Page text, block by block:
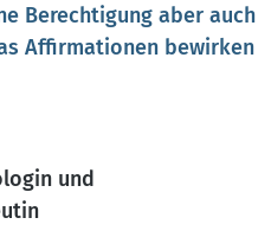
Berechtigung aber auch
Affirmationen bewirken
und